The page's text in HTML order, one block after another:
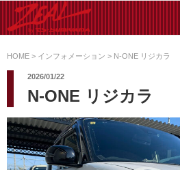
ン
ツ
ス
キ
ッ
プ
SUMIYAMA
た日常メンテから各種チ
ューニングまで、車に関
リーでお任せください!
HOME > インフォメーション > N-ONE リジカラ
2026/01/22
N-ONE リジカラ